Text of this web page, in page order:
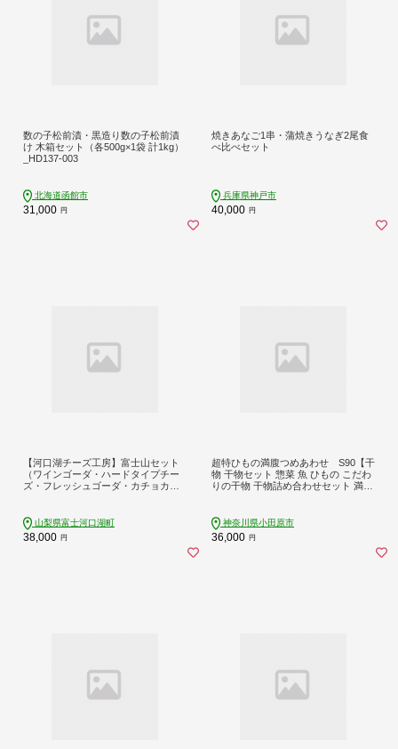
数の子松前漬・黒造り数の子松前漬
け 木箱セット（各500g×1袋 計1kg）
_HD137-003
北海道函館市
31,000 円
焼きあなご1串・蒲焼きうなぎ2尾食
べ比べセット
兵庫県神戸市
40,000 円
【河口湖チーズ工房】富士山セット
（ワインゴーダ・ハードタイプチー
ズ・フレッシュゴーダ・カチョカバ
山梨県富士河口湖町
38,000 円
超特ひもの満腹つめあわせ S90【干
物 干物セット 惣菜 魚 ひもの こだわ
りの干物 干物詰め合わせセット 満腹
】 神奈川県小田原市
36,000 円